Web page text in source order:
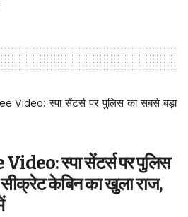
Video: स्पा सेंटर्स पर पुलिस का सबसे बड़ा
स्पा सेंटर्स पर पुलिस
केबिन का खुला राज,